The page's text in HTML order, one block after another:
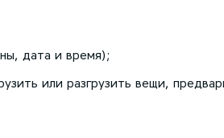
дата и время);
или разгрузить вещи,